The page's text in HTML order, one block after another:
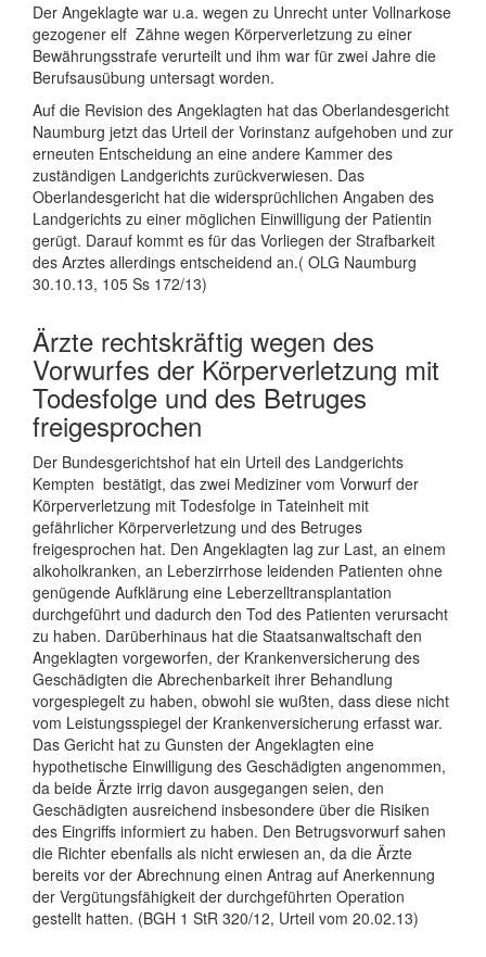
Der Angeklagte war u.a. wegen zu Unrecht unter Vollnarkose
gezogener elf Zähne wegen Körperverletzung zu einer
Bewährungsstrafe verurteilt und ihm war für zwei Jahre die
Berufsausübung untersagt worden.
Auf die Revision des Angeklagten hat das Oberlandesgericht
Naumburg jetzt das Urteil der Vorinstanz aufgehoben und zur
erneuten Entscheidung an eine andere Kammer des
zuständigen Landgerichts zurückverwiesen. Das
Oberlandesgericht hat die widersprüchlichen Angaben des
Landgerichts zu einer möglichen Einwilligung der Patientin
gerügt. Darauf kommt es für das Vorliegen der Strafbarkeit
des Arztes allerdings entscheidend an.( OLG Naumburg
30.10.13, 105 Ss 172/13)
Ärzte rechtskräftig wegen des
Vorwurfes der Körperverletzung mit
Todesfolge und des Betruges
freigesprochen
Der Bundesgerichtshof hat ein Urteil des Landgerichts
Kempten bestätigt, das zwei Mediziner vom Vorwurf der
Körperverletzung mit Todesfolge in Tateinheit mit
gefährlicher Körperverletzung und des Betruges
freigesprochen hat. Den Angeklagten lag zur Last, an einem
alkoholkranken, an Leberzirrhose leidenden Patienten ohne
genügende Aufklärung eine Leberzelltransplantation
durchgeführt und dadurch den Tod des Patienten verursacht
zu haben. Darüberhinaus hat die Staatsanwaltschaft den
Angeklagten vorgeworfen, der Krankenversicherung des
Geschädigten die Abrechenbarkeit ihrer Behandlung
vorgespiegelt zu haben, obwohl sie wußten, dass diese nicht
vom Leistungsspiegel der Krankenversicherung erfasst war.
Das Gericht hat zu Gunsten der Angeklagten eine
hypothetische Einwilligung des Geschädigten angenommen,
da beide Ärzte irrig davon ausgegangen seien, den
Geschädigten ausreichend insbesondere über die Risiken
des Eingriffs informiert zu haben. Den Betrugsvorwurf sahen
die Richter ebenfalls als nicht erwiesen an, da die Ärzte
bereits vor der Abrechnung einen Antrag auf Anerkennung
der Vergütungsfähigkeit der durchgeführten Operation
gestellt hatten. (BGH 1 StR 320/12, Urteil vom 20.02.13)